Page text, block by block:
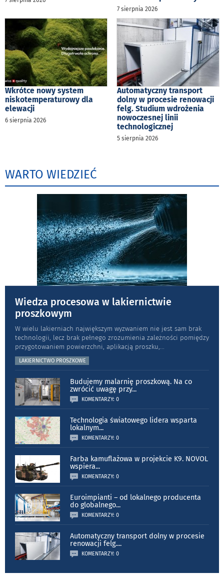
7 sierpnia 2026
Wkrótce nowy system
niskotemperaturowy dla
elewacji
6 sierpnia 2026
Automatyczny transport
dolny w procesie renowacji
felg. Studium wdrożenia
nowoczesnej linii
technologicznej
5 sierpnia 2026
WARTO WIEDZIEĆ
Wiedza procesowa w lakiernictwie
proszkowym
W wielu lakierniach największym wyzwaniem nie jest sam brak
technologii, lecz brak pełnego zrozumienia zależności pomiędzy
przygotowaniem powierzchni, aplikacją proszku,...
LAKIERNICTWO PROSZKOWE
Budujemy malarnię proszkową. Na co
zwrócić uwagę przy...
KOMENTARZY: 0
Technologia światowego lidera wsparta
lokalnym...
KOMENTARZY: 0
Farba kamuflażowa w projekcie K9. NOVOL
wspiera...
KOMENTARZY: 0
Euroimpianti – od lokalnego producenta
do globalnego...
KOMENTARZY: 0
Automatyczny transport dolny w procesie
renowacji felg....
KOMENTARZY: 0